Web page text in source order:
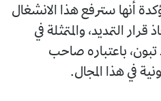
أنها سترفع هذا الانشغال
قرار التمديد، والمتمثلة في
تبون، باعتباره صاحب
في هذا المجال.